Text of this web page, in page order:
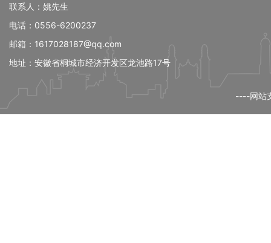
联系人：姚先生
电话：0556-6200237
邮箱：1617028187@qq.com
地址：安徽省桐城市经济开发区龙池路17号
----网站